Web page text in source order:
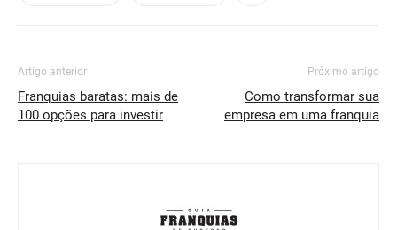
Artigo anterior
Franquias baratas: mais de
100 opções para investir
Próximo artigo
Como transformar sua
empresa em uma franquia